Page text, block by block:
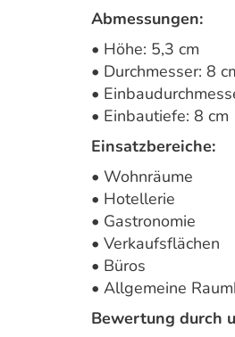
Abmessungen:
• Höhe: 5,3 cm
• Durchmesser: 8
•
• Einbautiefe: 8 cm
Einsatzbereiche:
• Wohnräume
• Hotellerie
• Gastronomie
• Verkaufsflächen
• Büros
• Allgemeine
Bewertung durch